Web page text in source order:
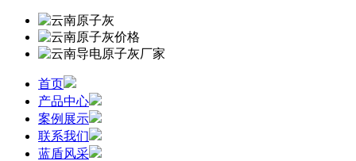
首页
产品中心
案例展示
联系我们
蓝盾风采